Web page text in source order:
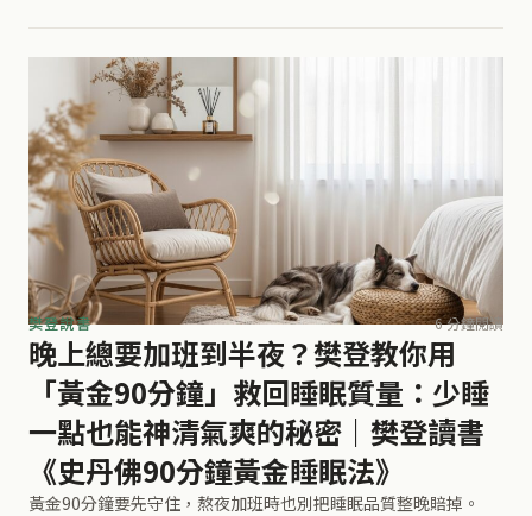
樊登說書 6 分鐘閱讀
晚上總要加班到半夜？樊登教你用
「黃金90分鐘」救回睡眠質量：少睡
一點也能神清氣爽的秘密｜樊登讀書
《史丹佛90分鐘黃金睡眠法》
黃金90分鐘要先守住，熬夜加班時也別把睡眠品質整晚賠掉。